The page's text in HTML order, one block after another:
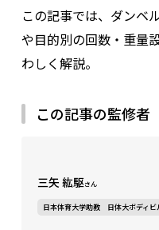
この記事では、ダンベ
や目的別の回数・重量
わしく解説。
この記事の監修者
三矢 紘駆さん
日本体育大学助教 日体大ボディビ